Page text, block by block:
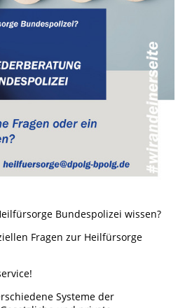
Bundespolizei wissen?
Fragen zur Heilfürsorge
Systeme der